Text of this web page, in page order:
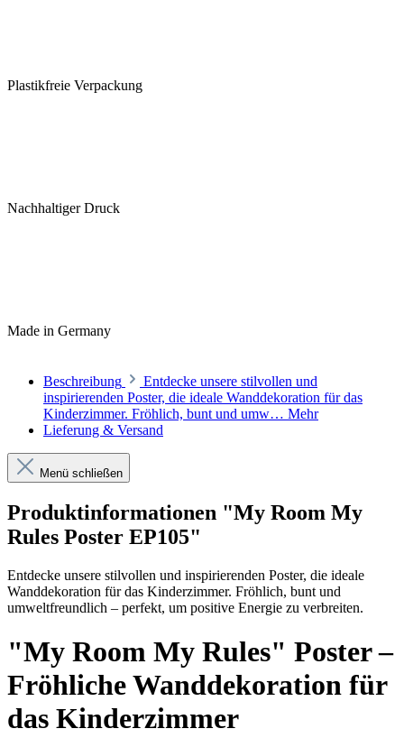
Plastikfreie Verpackung
Nachhaltiger Druck
Made in Germany
Beschreibung
Entdecke unsere stilvollen und
inspirierenden Poster, die ideale Wanddekoration für das
Kinderzimmer. Fröhlich, bunt und umw… Mehr
Lieferung & Versand
Menü schließen
Produktinformationen "My Room My
Rules Poster EP105"
Entdecke unsere stilvollen und inspirierenden Poster, die ideale
Wanddekoration für das Kinderzimmer. Fröhlich, bunt und
umweltfreundlich – perfekt, um positive Energie zu verbreiten.
"My Room My Rules" Poster –
Fröhliche Wanddekoration für
das Kinderzimmer